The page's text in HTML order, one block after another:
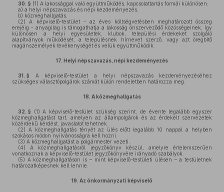
30. § (1) A lakossággal való együttműködés, kapcsolattartás formái különösen:
a) a helyi népszavazás és népi kezdeményezés,
b) közmeghallgatás,
(2) A képviselő-testület - az éves költségvetésben meghatározott összeg
erejéig - anyagilag is támogathatja a lakosság önszerveződő közösségeinek, így
különösen a helyi egyesületek, klubok, települési érdekeket szolgáló
alapítványok működését, a településnek hírnevet szerző, vagy azt öregbítő
magánszemélyek tevékenységét és velük együttműködik.
17. Helyi népszavazás, népi kezdeményezés
31. § A képviselő-testület a helyi népszavazás kezdeményezéséhez
szükséges választópolgárok számát külön rendeletben határozza meg.
18. A közmeghallgatás
32. § (1) A képviselő-testület szükség szerint, de évente legalább egyszer
közmeghallgatást tart, amelyen az állampolgárok és az érdekelt szervezetek
közérdekű kérdést, javaslatot tehetnek.
(2) A közmeghallgatás tényét az ülés előtt legalább 10 nappal a helyben
szokásos módon nyilvánosságra kell hozni.
(3) A közmeghallgatást a polgármester vezeti.
(4) A közmeghallgatásról jegyzőkönyv készül, amelyre értelemszerűen
vonatkoznak a képviselő-testület jegyzőkönyvére irányadó szabályok.
(5) A közmeghallgatáson is – mint képviselő-testületi ülésen – a testületnek
határozatképesnek kell lennie.
19. Az önkormányzati képviselő